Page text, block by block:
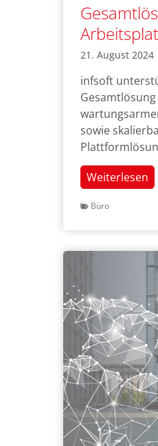
21. August 2024
infsoft
sowie
Weiterlesen
zur
Büro